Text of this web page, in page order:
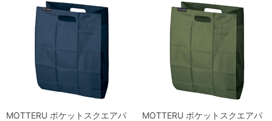
MOTTERU ポケットスクエアバ
MOTTERU ポケットスクエアバ